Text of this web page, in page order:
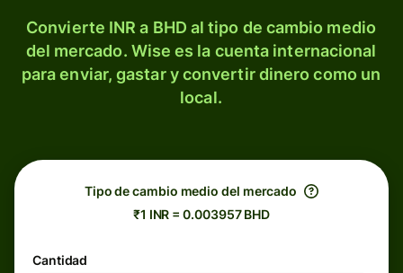
Convierte INR a BHD al tipo de cambio medio
del mercado. Wise es la cuenta internacional
para enviar, gastar y convertir dinero como un
local.
Tipo de cambio medio del mercado
₹1 INR = 0.003957 BHD
Cantidad